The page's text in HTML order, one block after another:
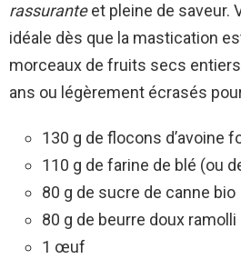
rassuranteet pleine de saveur.
idéale dès que la mastication
morceaux de fruits secs
ans ou légèrement écrasés
130 g de flocons d’avoine
110 g de farine de blé (ou
80 g de sucre de canne bio
80 g de beurre doux ramolli
1 œuf